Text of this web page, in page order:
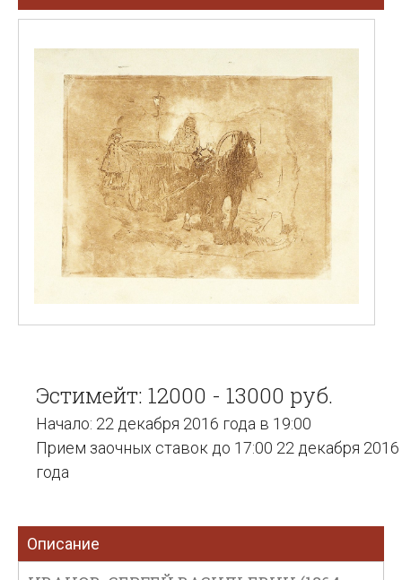
Эстимейт: 12000 - 13000 руб.
Начало: 22 декабря 2016 года в 19:00
Прием заочных ставок до 17:00 22 декабря 2016
года
Описание